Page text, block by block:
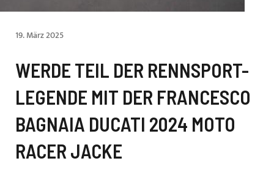
19. März 2025
WERDE TEIL DER RENNSPORT-
LEGENDE MIT DER FRANCESCO
BAGNAIA DUCATI 2024 MOTO
RACER JACKE